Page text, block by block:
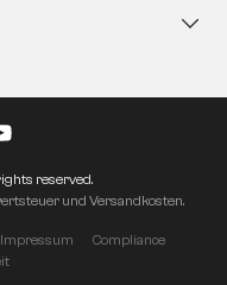
Impressum
Compliance
reserved.
und Versandkosten.